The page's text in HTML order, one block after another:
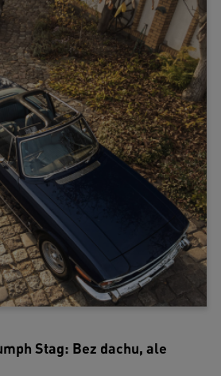
Stag: Bez dachu, ale